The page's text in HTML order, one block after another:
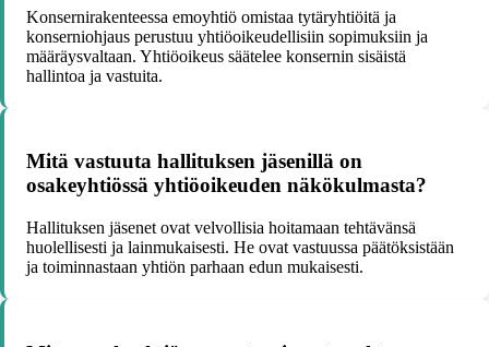
Konsernirakenteessa emoyhtiö omistaa tytäryhtiöitä ja
konserniohjaus perustuu yhtiöoikeudellisiin sopimuksiin ja
määräysvaltaan. Yhtiöoikeus säätelee konsernin sisäistä
hallintoa ja vastuita.
Mitä vastuuta hallituksen jäsenillä on
osakeyhtiössä yhtiöoikeuden näkökulmasta?
Hallituksen jäsenet ovat velvollisia hoitamaan tehtävänsä
huolellisesti ja lainmukaisesti. He ovat vastuussa päätöksistään
ja toiminnastaan yhtiön parhaan edun mukaisesti.